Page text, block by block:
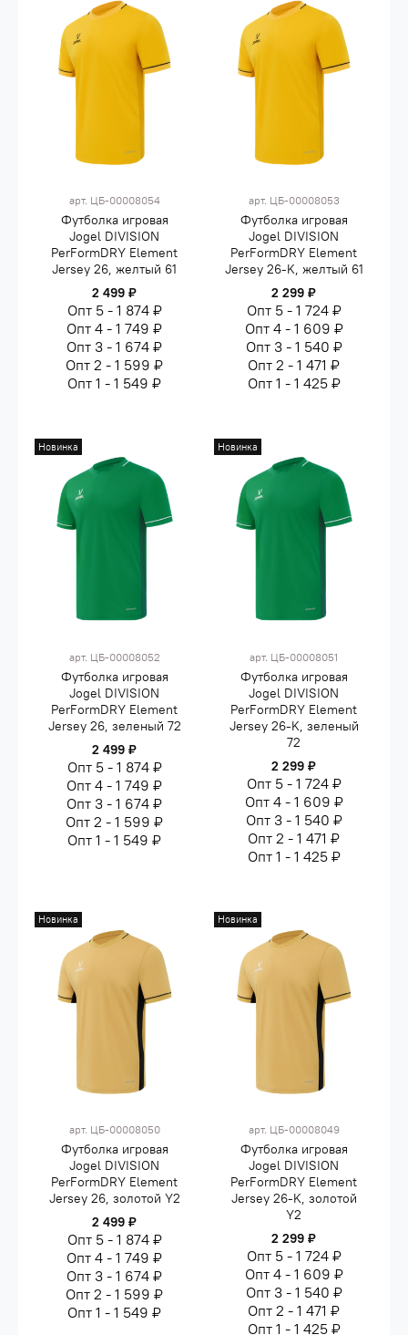
арт. ЦБ-00008054
Футболка игровая
Jogel DIVISION
PerFormDRY Element
Jersey 26, желтый 61
2 499 ₽
Опт 5 - 1 874 ₽
Опт 4 - 1 749 ₽
Опт 3 - 1 674 ₽
Опт 2 - 1 599 ₽
Опт 1 - 1 549 ₽
арт. ЦБ-00008053
Футболка игровая
Jogel DIVISION
PerFormDRY Element
Jersey 26-K, желтый 61
2 299 ₽
Опт 5 - 1 724 ₽
Опт 4 - 1 609 ₽
Опт 3 - 1 540 ₽
Опт 2 - 1 471 ₽
Опт 1 - 1 425 ₽
Новинка
арт. ЦБ-00008052
Футболка игровая
Jogel DIVISION
PerFormDRY Element
Jersey 26, зеленый 72
2 499 ₽
Опт 5 - 1 874 ₽
Опт 4 - 1 749 ₽
Опт 3 - 1 674 ₽
Опт 2 - 1 599 ₽
Опт 1 - 1 549 ₽
Новинка
арт. ЦБ-00008051
Футболка игровая
Jogel DIVISION
PerFormDRY Element
Jersey 26-K, зеленый
72
2 299 ₽
Опт 5 - 1 724 ₽
Опт 4 - 1 609 ₽
Опт 3 - 1 540 ₽
Опт 2 - 1 471 ₽
Опт 1 - 1 425 ₽
Новинка
арт. ЦБ-00008050
Футболка игровая
Jogel DIVISION
PerFormDRY Element
Jersey 26, золотой Y2
2 499 ₽
Опт 5 - 1 874 ₽
Опт 4 - 1 749 ₽
Опт 3 - 1 674 ₽
Опт 2 - 1 599 ₽
Опт 1 - 1 549 ₽
Новинка
арт. ЦБ-00008049
Футболка игровая
Jogel DIVISION
PerFormDRY Element
Jersey 26-K, золотой
Y2
2 299 ₽
Опт 5 - 1 724 ₽
Опт 4 - 1 609 ₽
Опт 3 - 1 540 ₽
Опт 2 - 1 471 ₽
Опт 1 - 1 425 ₽